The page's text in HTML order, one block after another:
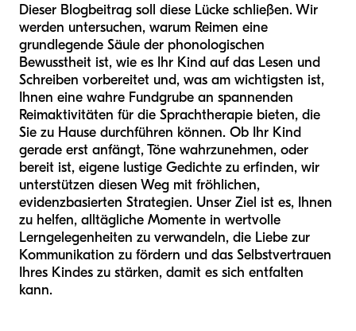
Dieser Blogbeitrag soll diese Lücke schließen. Wir
werden untersuchen, warum Reimen eine
grundlegende Säule der phonologischen
Bewusstheit ist, wie es Ihr Kind auf das Lesen und
Schreiben vorbereitet und, was am wichtigsten ist,
Ihnen eine wahre Fundgrube an spannenden
Reimaktivitäten für die Sprachtherapie bieten, die
Sie zu Hause durchführen können. Ob Ihr Kind
gerade erst anfängt, Töne wahrzunehmen, oder
bereit ist, eigene lustige Gedichte zu erfinden, wir
unterstützen diesen Weg mit fröhlichen,
evidenzbasierten Strategien. Unser Ziel ist es, Ihnen
zu helfen, alltägliche Momente in wertvolle
Lerngelegenheiten zu verwandeln, die Liebe zur
Kommunikation zu fördern und das Selbstvertrauen
Ihres Kindes zu stärken, damit es sich entfalten
kann.